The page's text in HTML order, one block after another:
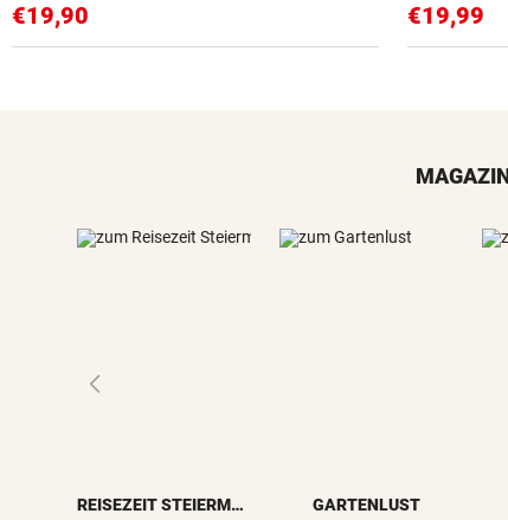
€19,90 €19,99
REISEZEIT STEIERMARK GARTENLUST